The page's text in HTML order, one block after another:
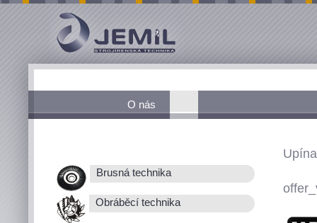
O nás
Brusná technika
Obráběcí technika